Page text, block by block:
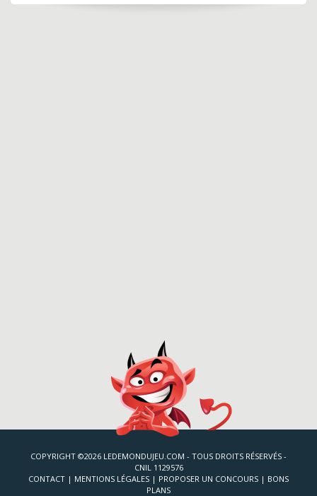
COPYRIGHT ©2026 LEDEMONDUJEU.COM - TOUS DROITS RÉSERVÉS -
CNIL 1129576
CONTACT | MENTIONS LÉGALES | PROPOSER UN CONCOURS | BONS
PLANS